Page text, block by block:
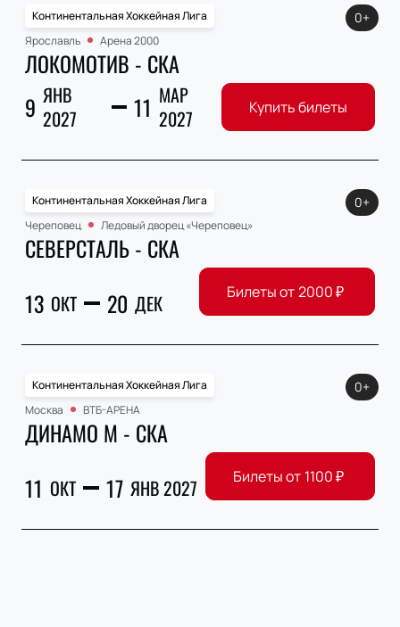
Континентальная Хоккейная Лига
Ярославль
Арена 2000
ЛОКОМОТИВ - СКА
9 ЯНВ
2027
11 МАР
2027
0+
Купить билеты
Континентальная Хоккейная Лига
Череповец
Ледовый дворец «Череповец»
СЕВЕРСТАЛЬ - СКА
13 ОКТ 20 ДЕК
0+
Билеты от2000₽
Континентальная Хоккейная Лига
Москва
ВТБ-АРЕНА
ДИНАМО М - СКА
11 ОКТ 17 ЯНВ 2027
0+
Билеты от 1100₽